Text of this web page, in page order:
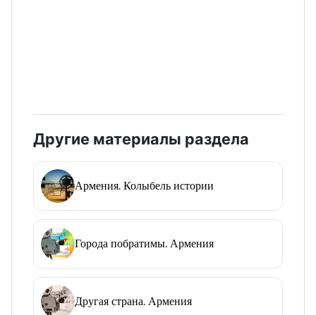
Другие материалы раздела
Армения. Колыбель истории
Города побратимы. Армения
Другая страна. Армения